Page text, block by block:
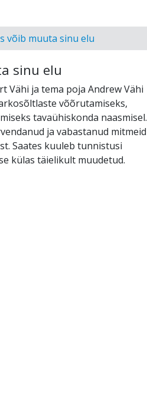
võib muuta sinu elu
sinu elu
Vähi ja tema poja Andrew Vähi
võõrutamiseks,
tavaühiskonda naasmisel.
ja vabastanud mitmeid
Saates kuuleb tunnistusi
külas täielikult muudetud.